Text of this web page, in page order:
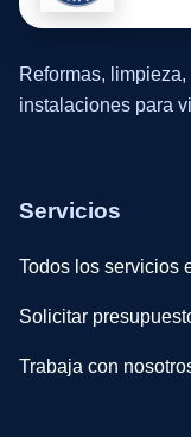
Reformas,
instalaciones para
Servicios
Todos los servicios
Solicitar
Trabaja con